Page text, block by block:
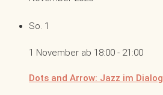
So. 1
1 November ab 18:00 - 21:00
Dots and Arrow: Jazz im Dialog